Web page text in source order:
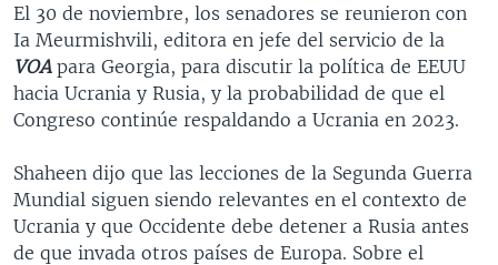
El 30 de noviembre, los senadores se reunieron con
Ia Meurmishvili, editora en jefe del servicio de la
VOA para Georgia, para discutir la política de EEUU
hacia Ucrania y Rusia, y la probabilidad de que el
Congreso continúe respaldando a Ucrania en 2023.
Shaheen dijo que las lecciones de la Segunda Guerra
Mundial siguen siendo relevantes en el contexto de
Ucrania y que Occidente debe detener a Rusia antes
de que invada otros países de Europa. Sobre el